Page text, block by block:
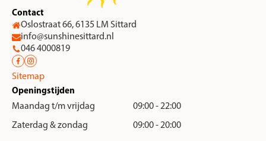
Contact
Oslostraat 66, 6135 LM Sittard
info@sunshinesittard.nl
046 4000819
Sitemap
Openingstijden
Maandag t/m vrijdag
Zaterdag & zondag
09:00 - 22:00
09:00 - 20:00